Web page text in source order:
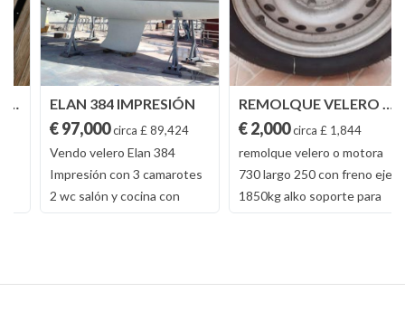
ELAN 384 IMPRESIÓN
€ 97,000circa £ 89,424
Vendo velero Elan 384
Impresión con 3 camarotes
2 wc salón y cocina con
horno y nevera. Motor Volvo
GPS , plotter , radar , piloto
REMOLQUE VELERO O MOTORA
€ 2,000circa £ 1,844
remolque velero o motora
730 largo 250 con freno eje
1850kg alko soporte para
velero o motora ruedas 5
2019 fabrica alemania